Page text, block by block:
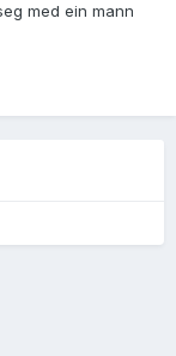
med ein mann